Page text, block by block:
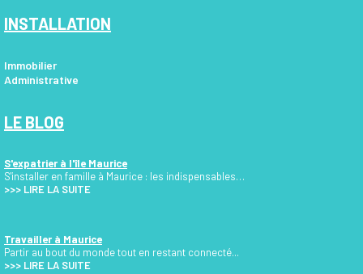
INSTALLATION
Immobilier
Administrative
LE BLOG
S'expatrier à l'île Maurice
S'installer en famille à Maurice : les indispensables…
>>> LIRE LA SUITE
Travailler à Maurice
Partir au bout du monde tout en restant connecté...
>>> LIRE LA SUITE